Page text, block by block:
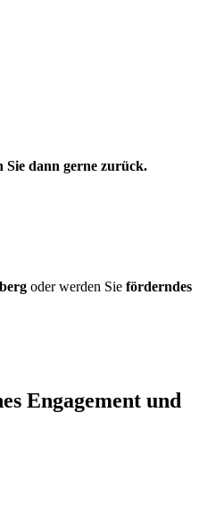
dann gerne zurück.
oder werden Sie förderndes
Engagement und